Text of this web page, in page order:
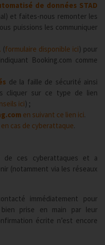
de données STAD
et faites-nous remonter les
puissions les communiquer
(formulaire disponible ici) pour
Booking.com comme
de la faille de sécurité ainsi
cliquer sur ce type de lien
ici) ;
en suivant ce lien ici.
cas de cyberattaque.
ces cyberattaques et a
(notamment via les réseaux
immédiatement pour
prise en main par leur
écrite n’est encore